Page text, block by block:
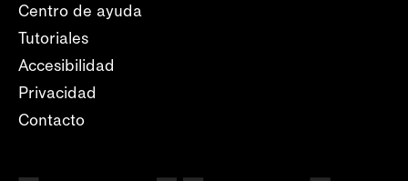
Centro de ayuda
Tutoriales
Accesibilidad
Privacidad
Contacto